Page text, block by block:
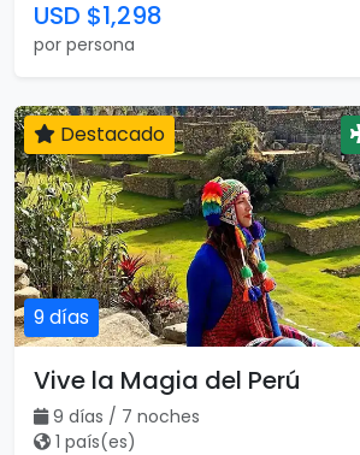
USD $1,298
por persona
9 días
Destacado
Vive la Magia del Perú
9 días / 7 noches
1 país(es)